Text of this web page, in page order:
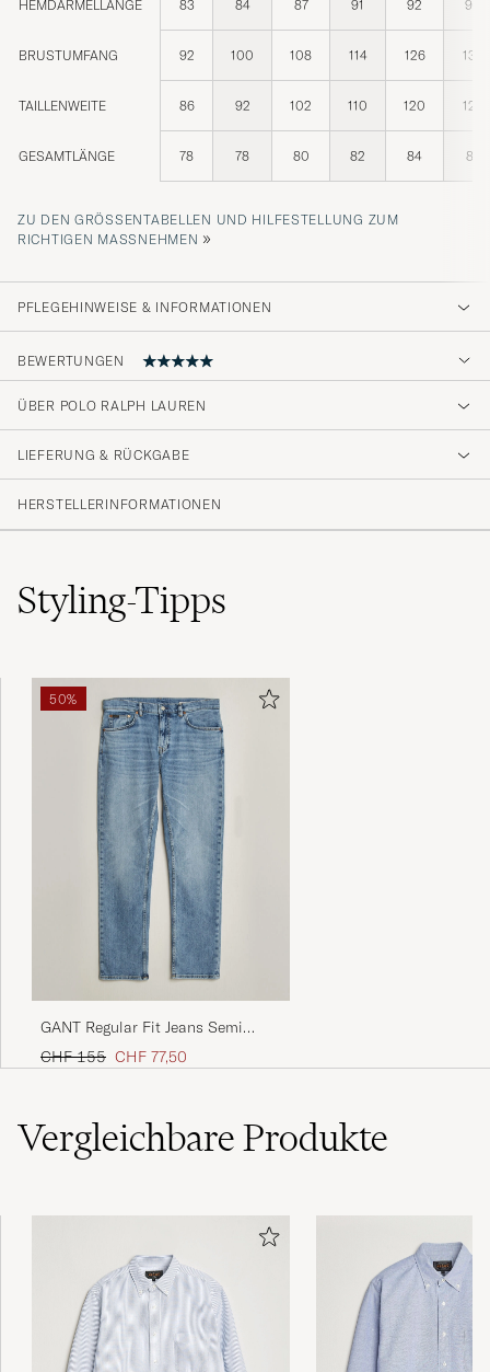
HEMDÄRMELLÄNGE 83 84 87 91 92 95
BRUSTUMFANG 92 100 108 114 126 132
TAILLENWEITE 86 92 102 110 120 128
GESAMTLÄNGE 78 78 80 82 84 87
ZU DEN GRÖSSENTABELLEN UND HILFESTELLUNG ZUM R
ICHTIGEN MASSNEHMEN
»
PFLEGEHINWEISE & INFORMATIONEN
BEWERTUNGEN
Fornøyd med varen.
SANAZ H GEKAUFT AM AUF CAREOFCARL.NO
ÜBER POLO RALPH LAUREN
LIEFERUNG & RÜCKGABE
HERSTELLERINFORMATIONEN
Styling-Tipps
50%
GANT Regular Fit Jeans Semi
Light Blue Worn In
Regulärer Preis
CHF 155 Reduzierter Preis
CHF 77,50
VergleichbareProdukte